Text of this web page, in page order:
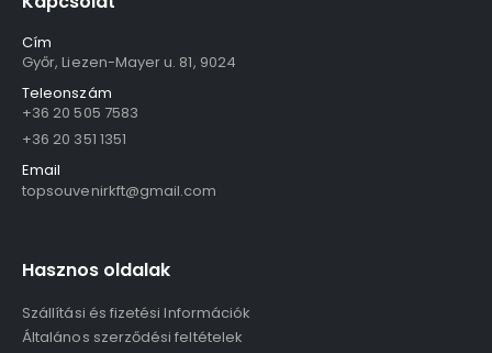
Cím
Győr, Liezen-Mayer u. 81, 9024
Teleonszám
+36 20 505 7583
+36 20 351 1351
Email
topsouvenirkft@gmail.com
Hasznos oldalak
Szállítási és fizetési Információk
Általános szerződési feltételek